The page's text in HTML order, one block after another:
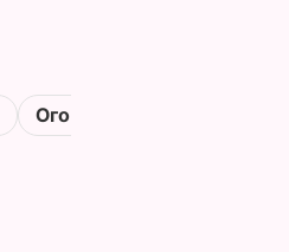
Огороды